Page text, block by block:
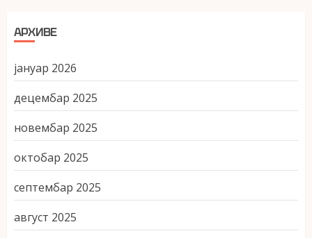
АРХИВЕ
јануар 2026
децембар 2025
новембар 2025
октобар 2025
септембар 2025
август 2025